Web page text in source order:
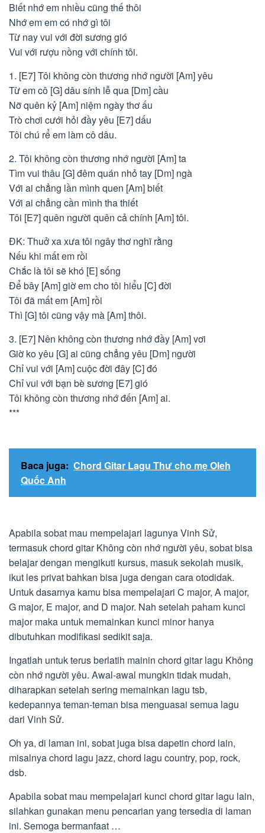
Biết nhớ em nhiều cũng thế thôi
Nhớ em em có nhớ gì tôi
Từ nay vui với đời sương gió
Vui với rượu nồng với chính tôi.
1. [E7] Tôi không còn thương nhớ người [Am] yêu
Từ em cô [G] dâu sính lễ qua [Dm] cầu
Nỡ quên kỷ [Am] niệm ngày thơ ấu
Trò chơi cưới hỏi đầy yêu [E7] dấu
Tôi chú rể em làm cô dâu.
2. Tôi không còn thương nhớ người [Am] ta
Tìm vui thâu [G] đêm quán nhỏ tay [Dm] ngà
Với ai chẳng lần mình quen [Am] biết
Với ai chẳng cần mình tha thiết
Tôi [E7] quên người quên cả chính [Am] tôi.
ĐK: Thuở xa xưa tôi ngây thơ nghĩ rằng
Nếu khi mất em rồi
Chắc là tôi sẽ khó [E] sống
Để bây [Am] giờ em cho tôi hiểu [C] đời
Tôi đã mất em [Am] rồi
Thì [G] tôi cũng vậy mà [Am] thôi.
3. [E7] Nên không còn thương nhớ đầy [Am] vơi
Giờ ko yêu [G] ai cũng chẳng yêu [Dm] người
Chỉ vui với [Am] cuộc đời đây [C] đó
Chỉ vui với bạn bè sương [E7] gió
Tôi không còn thương nhớ đến [Am] ai.
***
Baca juga: Chord Gitar Lagu Thư cho mẹ Oleh
Quốc Anh
Apabila sobat mau mempelajari lagunya Vinh Sử,
termasuk chord gitar Không còn nhớ người yêu, sobat bisa
belajar dengan mengikuti kursus, masuk sekolah musik,
ikut les privat bahkan bisa juga dengan cara otodidak.
Untuk dasarnya kamu bisa mempelajari C major, A major,
G major, E major, and D major. Nah setelah paham kunci
major maka untuk memainkan kunci minor hanya
dibutuhkan modifikasi sedikit saja.
Ingatlah untuk terus berlatih mainin chord gitar lagu Không
còn nhớ người yêu. Awal-awal mungkin tidak mudah,
diharapkan setelah sering memainkan lagu tsb,
kedepannya teman-teman bisa menguasai semua lagu
dari Vinh Sử.
Oh ya, di laman ini, sobat juga bisa dapetin chord lain,
misalnya chord lagu jazz, chord lagu country, pop, rock,
dsb.
Apabila sobat mau mempelajari kunci chord gitar lagu lain,
silahkan gunakan menu pencarian yang tersedia di laman
ini. Semoga bermanfaat …